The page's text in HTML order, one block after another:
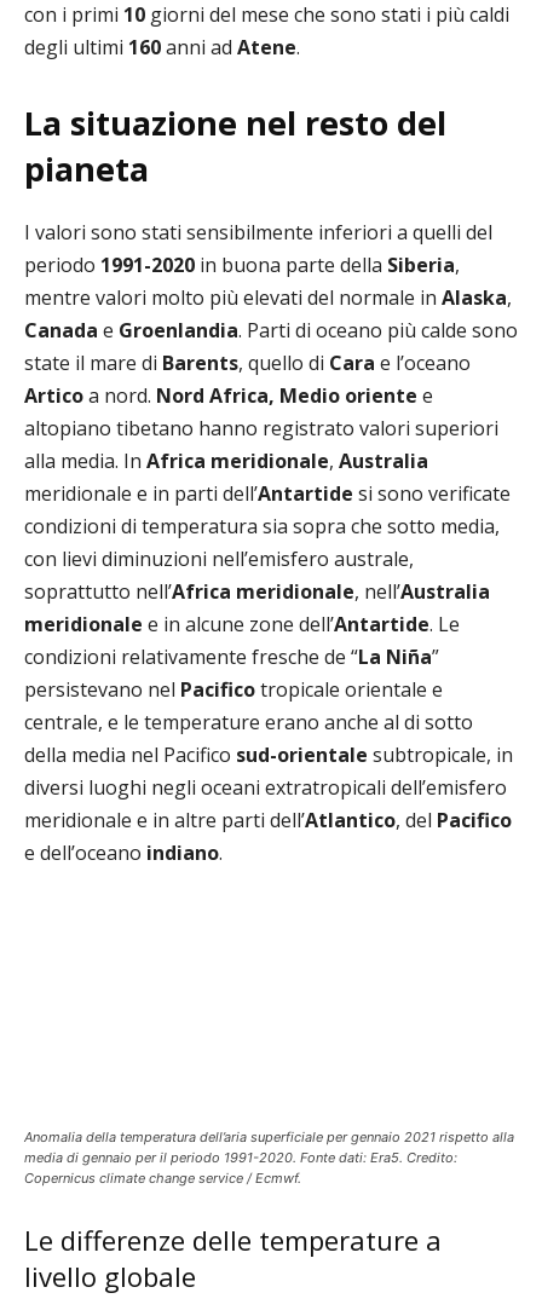
con i primi 10 giorni del mese che sono stati i più caldi
degli ultimi 160anni ad Atene.
La situazione nel resto del
pianeta
I valori sono stati sensibilmente inferiori a quelli del
periodo 1991-2020 in buona parte della Siberia,
mentre valori molto più elevati del normale in Alaska,
Canada e Groenlandia. Parti di oceano più calde sono
state il mare di Barents, quello di Cara e l’oceano
Articoa nord. Nord Africa, Medio oriente e
altopiano tibetano hanno registrato valori superiori
alla media. In Africa meridionale, Australia
meridionale e in parti dell’Antartide si sono verificate
condizioni di temperatura sia sopra che sotto media,
con lievi diminuzioni nell’emisfero australe,
soprattutto nell’Africa meridionale, nell’Australia
meridionale e in alcune zone dell’Antartide. Le
condizioni relativamente fresche de “La Niña”
persistevano nel Pacificotropicale orientale e
centrale, e le temperature erano anche al di sotto
della media nel Pacifico sud-orientale subtropicale, in
diversi luoghi negli oceani extratropicali dell’emisfero
meridionale e in altre parti dell’Atlantico, del Pacifico
e dell’oceano indiano.
Anomalia della temperatura dell’aria superficiale per gennaio 2021 rispetto alla
media di gennaio per il periodo 1991-2020. Fonte dati: Era5. Credito:
Copernicus climate change service / Ecmwf.
Le differenze delle temperature a
livello globale